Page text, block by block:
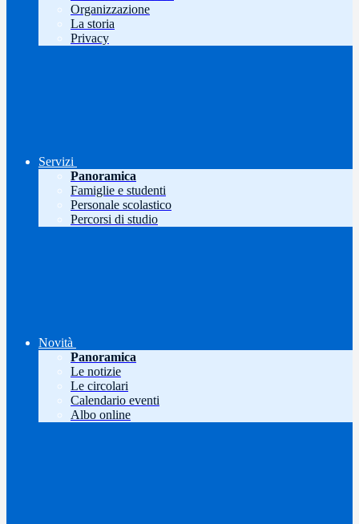
Organizzazione
La storia
Privacy
Servizi
Panoramica
Famiglie e studenti
Personale scolastico
Percorsi di studio
Novità
Panoramica
Le notizie
Le circolari
Calendario eventi
Albo online